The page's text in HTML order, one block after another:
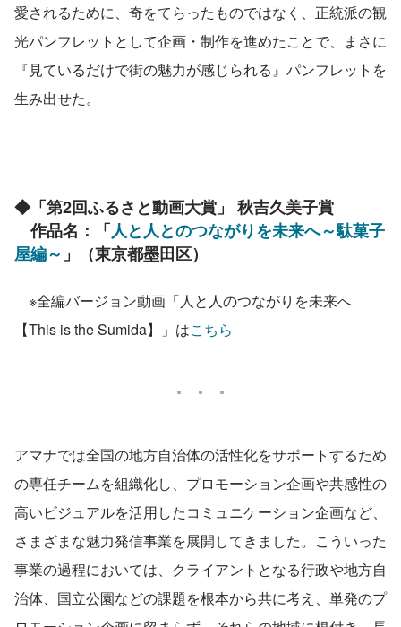
愛されるために、奇をてらったものではなく、正統派の観
光パンフレットとして企画・制作を進めたことで、まさに
『見ているだけで街の魅力が感じられる』パンフレットを
生み出せた。
◆「第2回ふるさと動画大賞」 秋吉久美子賞
作品名：「人と人とのつながりを未来へ～駄菓子
屋編～ 」（東京都墨田区）
※全編バージョン動画「人と人のつながりを未来へ
【This is the Sumida】」はこちら
アマナでは全国の地方自治体の活性化をサポートするため
の専任チームを組織化し、プロモーション企画や共感性の
高いビジュアルを活用したコミュニケーション企画など、
さまざまな魅力発信事業を展開してきました。こういった
事業の過程においては、クライアントとなる行政や地方自
治体、国立公園などの課題を根本から共に考え、単発のプ